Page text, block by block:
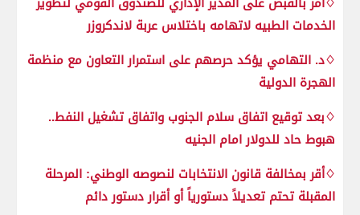
الخدمات الطبيه لاتهامه باختلاس عربة لاندكروزر
♢د. التهامي يؤكد حرصهم على استمرار التعاون مع منظمة
الهجرة الدولية
♢بعد توقيع اتفاق سلام الجنوب واتفاق تشغيل النفط..
هبوط حاد للدولار امام الجنيه
♢أقر بمخالفة قانون الانتخابات لنصوصه الوطني: المرحلة
المقبلة تحتم تعديلاً دستورياً أو أقرار دستور دائم